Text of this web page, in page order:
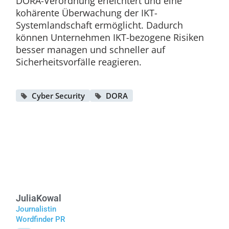
kohärente Überwachung der IKT-
Systemlandschaft ermöglicht. Dadurch
können Unternehmen IKT-bezogene Risiken
besser managen und schneller auf
Sicherheitsvorfälle reagieren.
Cyber Security DORA